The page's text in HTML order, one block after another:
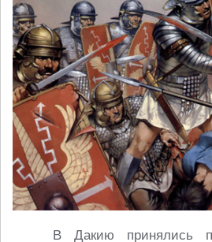
В Дакию принялись